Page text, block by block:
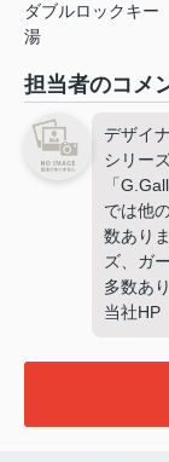
ダブルロックキー
湯
担当者のコメ
デザイ
シリー
「
では他
数あり
ズ、ガ
多数あ
当社HP